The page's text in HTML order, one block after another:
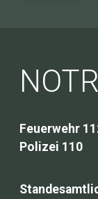
Feuerwehr
Polizei 110